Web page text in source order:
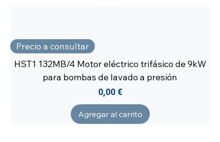
Precio a consultar
HST1 132MB/4 Motor eléctrico trifásico de 9kW
para bombas de lavado a presión
Precio
0,00 €
Agregar al carrito